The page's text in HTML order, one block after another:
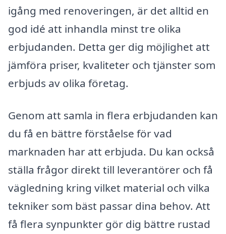
igång med renoveringen, är det alltid en
god idé att inhandla minst tre olika
erbjudanden. Detta ger dig möjlighet att
jämföra priser, kvaliteter och tjänster som
erbjuds av olika företag.
Genom att samla in flera erbjudanden kan
du få en bättre förståelse för vad
marknaden har att erbjuda. Du kan också
ställa frågor direkt till leverantörer och få
vägledning kring vilket material och vilka
tekniker som bäst passar dina behov. Att
få flera synpunkter gör dig bättre rustad